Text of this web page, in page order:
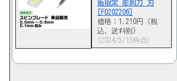
販限定 彫刻刀 刃
[FD202206]
価格：1,210円（税
込、送料別)
(2024/3/13時点)